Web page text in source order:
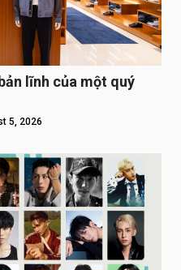
lĩnh của một quý
5, 2026